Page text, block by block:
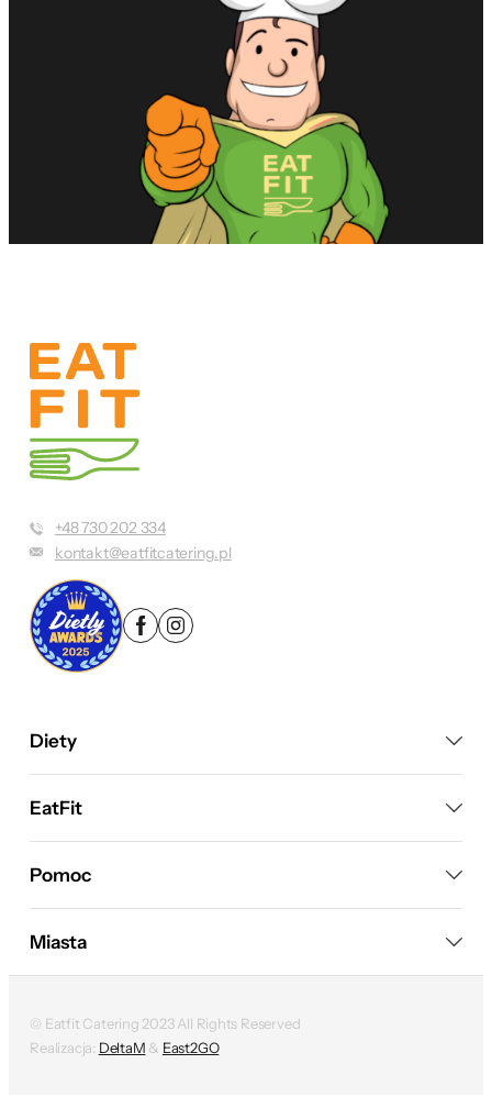
+48 730 202 334
kontakt@eatfitcatering.pl
Diety
EatFit
Pomoc
© Eatfit Catering 2023 All Rights Reserved
Realizacja: DeltaM & East2GO
Miasta